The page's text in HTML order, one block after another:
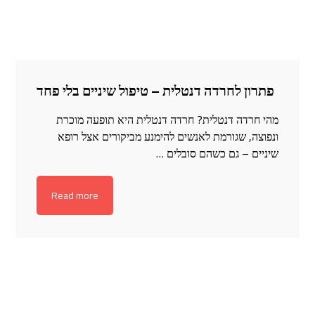
פתרון לחרדה דנטלית – טיפול שיניים בלי פחד
מהי חרדה דנטלית? חרדה דנטלית היא תופעה מוכרת
ונפוצה, שגורמת לאנשים להימנע מביקורים אצל רופא
שיניים – גם כשהם סובלים …
Read more